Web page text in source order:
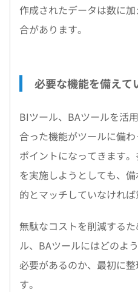
作成されたデータは数に
合があります。
必要な機能を備えて
BIツール、BAツールを活
合った機能がツールに備
ポイントになってきます
を実施しようとしても、
的とマッチしていなければ
無駄なコストを削減する
ル、BAツールにはどのよ
必要があるのか、最初に
す。